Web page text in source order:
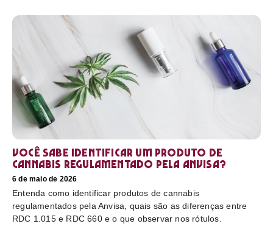
Você sabe identificar um produto de
cannabis regulamentado pela Anvisa?
6 de maio de 2026
Entenda como identificar produtos de cannabis
regulamentados pela Anvisa, quais são as diferenças entre
RDC 1.015 e RDC 660 e o que observar nos rótulos.